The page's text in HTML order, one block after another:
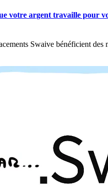
votre argent travaille pour
Swaive bénéficient des